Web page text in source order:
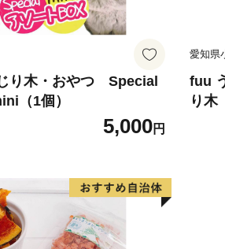
り木・おやつ Special
（1個）
5,000円
愛知県
fuu
り木